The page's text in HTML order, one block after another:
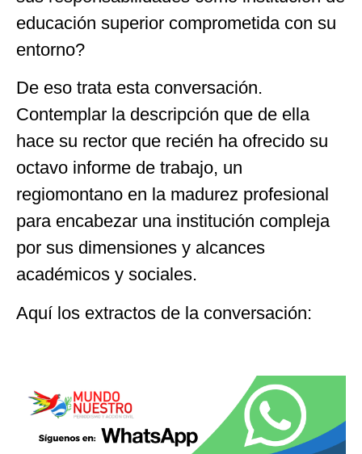
educación superior comprometida con su
entorno?
De eso trata esta conversación.
Contemplar la descripción que de ella
hace su rector que recién ha ofrecido su
octavo informe de trabajo, un
regiomontano en la madurez profesional
para encabezar una institución compleja
por sus dimensiones y alcances
académicos y sociales.
Aquí los extractos de la conversación: